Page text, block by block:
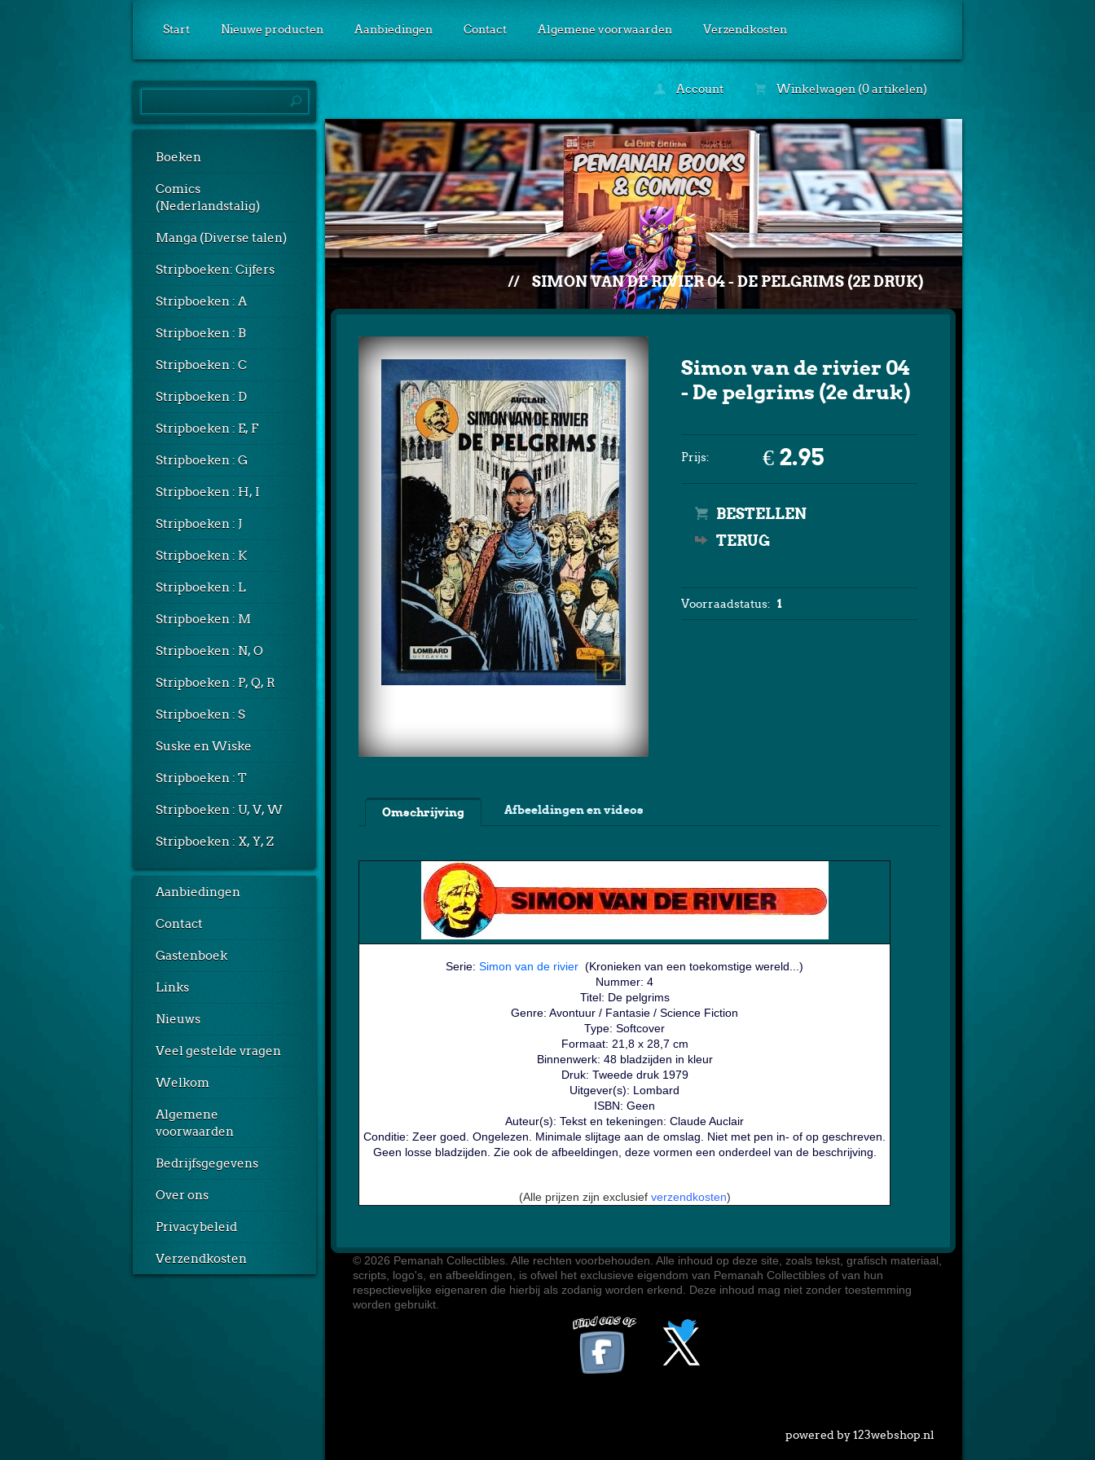
Start Nieuwe producten Aanbiedingen Contact Algemene voorwaarden Verzendkosten
Account Winkelwagen (0 artikelen)
Boeken
Comics
(Nederlandstalig)
Manga (Diverse talen)
Stripboeken: Cijfers
Stripboeken : A
Stripboeken : B
Stripboeken : C
Stripboeken : D
Stripboeken : E, F
Stripboeken : G
Stripboeken : H, I
Stripboeken : J
Stripboeken : K
Stripboeken : L
Stripboeken : M
Stripboeken : N, O
Stripboeken : P, Q, R
Stripboeken : S
Suske en Wiske
Stripboeken : T
Stripboeken : U, V, W
Stripboeken : X, Y, Z
Aanbiedingen
Contact
Gastenboek
Links
Nieuws
Veel gestelde vragen
Welkom
Algemene
voorwaarden
Bedrijfsgegevens
Over ons
Privacybeleid
Verzendkosten
// SIMON VAN DE RIVIER 04 - DE PELGRIMS (2E DRUK)
Simon van de rivier 04
- De pelgrims (2e druk)
Prijs: € 2.95
TERUG
Voorraadstatus: 1
Omschrijving Afbeeldingen en videos
Serie: Simon van de rivier (Kronieken van een toekomstige wereld...)
Nummer: 4
Titel: De pelgrims
Genre: Avontuur / Fantasie / Science Fiction
Type: Softcover
Formaat: 21,8 x 28,7 cm
Binnenwerk: 48 bladzijden in kleur
Druk: Tweede druk 1979
Uitgever(s): Lombard
ISBN: Geen
Auteur(s): Tekst en tekeningen: Claude Auclair
Conditie: Zeer goed. Ongelezen. Minimale slijtage aan de omslag. Niet met pen in- of op geschreven.
Geen losse bladzijden. Zie ook de afbeeldingen, deze vormen een onderdeel van de beschrijving.
(Alle prijzen zijn exclusief verzendkosten)
© 2026 Pemanah Collectibles. Alle rechten voorbehouden. Alle inhoud op deze site, zoals tekst, grafisch materiaal,
scripts, logo's, en afbeeldingen, is ofwel het exclusieve eigendom van Pemanah Collectibles of van hun
respectievelijke eigenaren die hierbij als zodanig worden erkend. Deze inhoud mag niet zonder toestemming
powered by 123webshop.nl